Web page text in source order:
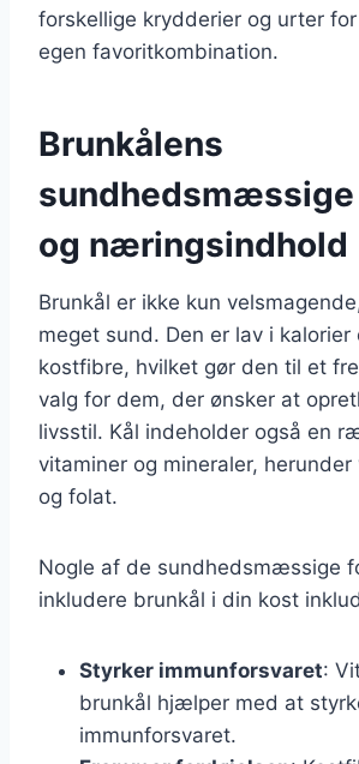
forskellige krydderier og urter
egen favoritkombination.
Brunkålens
og næringsindhold
Brunkål er ikke kun
meget sund. Den er lav i kalorier
kostfibre, hvilket gør den til et
valg for dem, der ønsker at
livsstil. Kål indeholder også en
vitaminer og mineraler, herunder
og folat.
Nogle af de sundhedsmæssige
inkludere brunkål i din kost
Styrker immunforsvaret:
brunkål hjælper med at
immunforsvaret.